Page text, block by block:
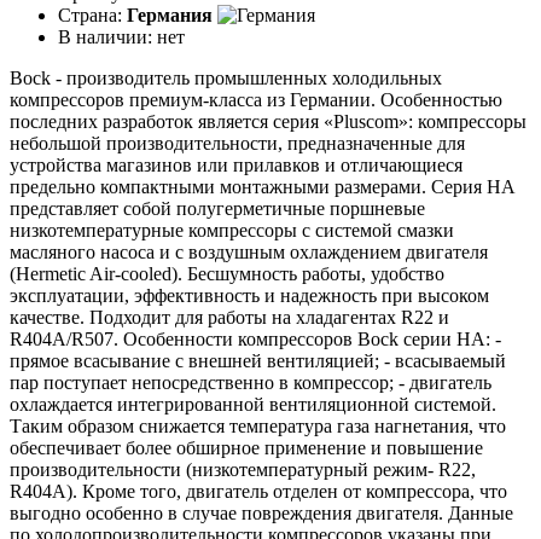
Страна: Германия
В наличии: нет
Bock - производитель промышленных холодильных
компрессоров премиум-класса из Германии. Особенностью
последних разработок является серия «Pluscom»: компрессоры
небольшой производительности, предназначенные для
устройства магазинов или прилавков и отличающиеся
предельно компактными монтажными размерами. Серия HA
представляет собой полугерметичные поршневые
низкотемпературные компрессоры с системой смазки
масляного насоса и с воздушным охлаждением двигателя
(Hermetic Air-cooled). Бесшумность работы, удобство
эксплуатации, эффективность и надежность при высоком
качестве. Подходит для работы на хладагентах R22 и
R404A/R507. Особенности компрессоров Bock серии НА: -
прямое всасывание с внешней вентиляцией; - всасываемый
пар поступает непосредственно в компрессор; - двигатель
охлаждается интегрированной вентиляционной системой.
Таким образом снижается температура газа нагнетания, что
обеспечивает более обширное применение и повышение
производительности (низкотемпературный режим- R22,
R404A). Кроме того, двигатель отделен от компрессора, что
выгодно особенно в случае повреждения двигателя. Данные
по холодопроизводительности компрессоров указаны при